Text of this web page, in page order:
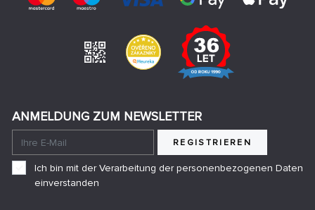
ANMELDUNG ZUM NEWSLETTER
REGISTRIEREN
Ich bin mit der Verarbeitung der personenbezogenen Daten
einverstanden